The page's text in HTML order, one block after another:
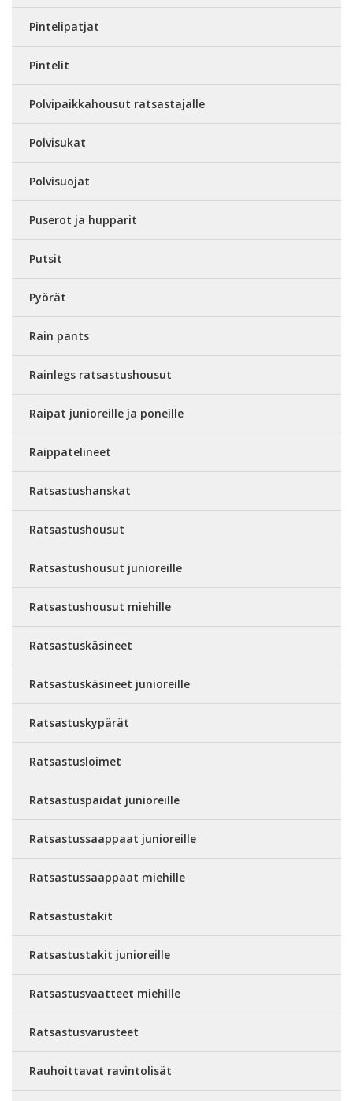
Pintelipatjat
Pintelit
Polvipaikkahousut ratsastajalle
Polvisukat
Polvisuojat
Puserot ja hupparit
Putsit
Pyörät
Rain pants
Rainlegs ratsastushousut
Raipat junioreille ja poneille
Raippatelineet
Ratsastushanskat
Ratsastushousut
Ratsastushousut junioreille
Ratsastushousut miehille
Ratsastuskäsineet
Ratsastuskäsineet junioreille
Ratsastuskypärät
Ratsastusloimet
Ratsastuspaidat junioreille
Ratsastussaappaat junioreille
Ratsastussaappaat miehille
Ratsastustakit
Ratsastustakit junioreille
Ratsastusvaatteet miehille
Ratsastusvarusteet
Rauhoittavat ravintolisät